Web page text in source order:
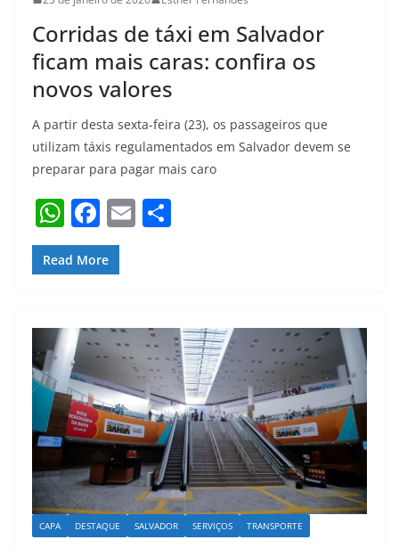
Corridas de táxi em Salvador
ficam mais caras: confira os
novos valores
A partir desta sexta-feira (23), os passageiros que
utilizam táxis regulamentados em Salvador devem se
preparar para pagar mais caro
W
h
at
A
p
p
F
a
c
b
o
o
k
E
Read More
CAPA DESTAQUE SALVADOR SERVIÇOS TRANSPORTE